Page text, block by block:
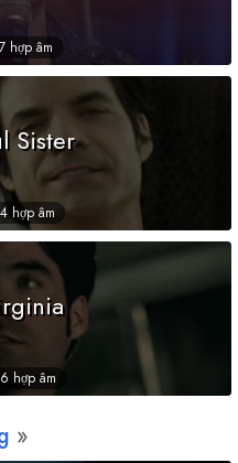
7 hợp âm
Sister
4 hợp âm
6 hợp âm